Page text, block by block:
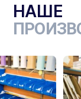
НАШЕ